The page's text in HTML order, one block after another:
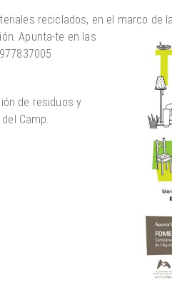
reciclados, en el marco de
Apunta-te en las
de residuos y
Camp.